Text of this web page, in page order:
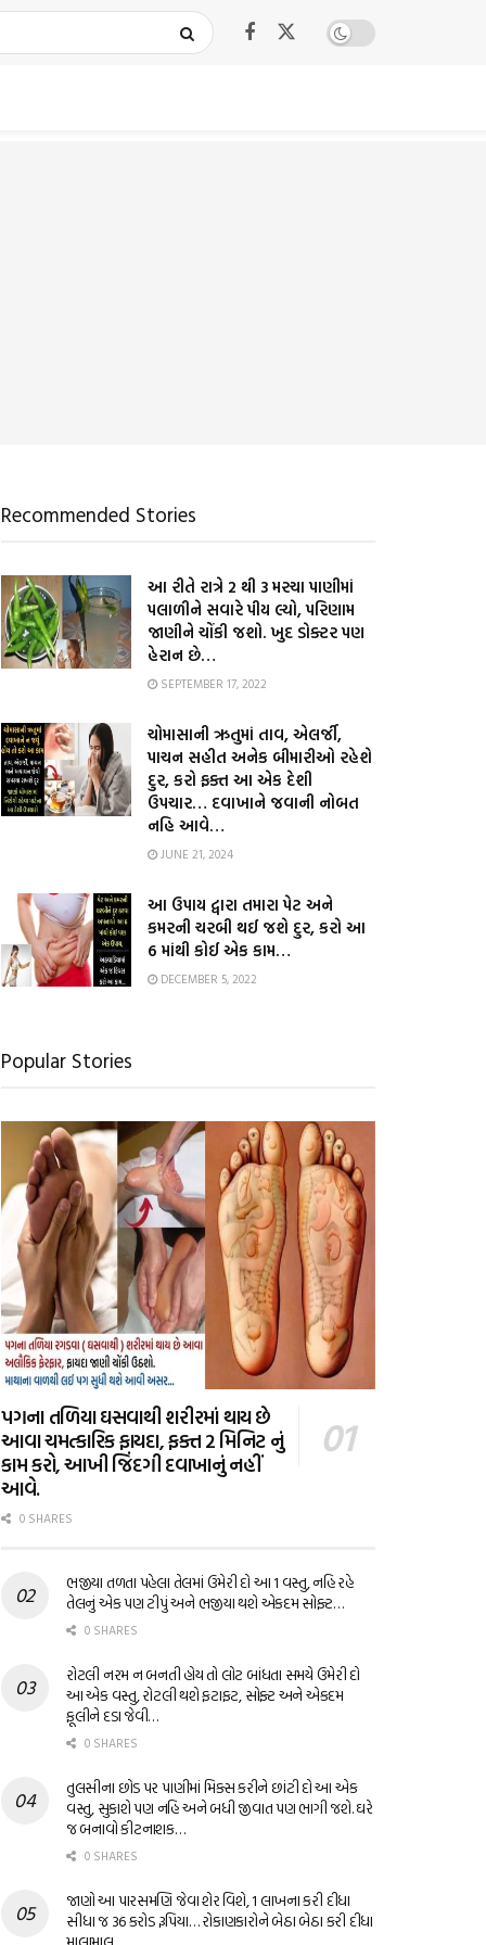
Recommended Stories
આ રીતે રાત્રે 2 થી 3 મરચા પાણીમાં
પલાળીને સવારે પીય લ્યો, પરિણામ
જાણીને ચોંકી જશો. ખુદ ડોક્ટર પણ
હેરાન છે…
SEPTEMBER 17, 2022
ચોમાસાની ઋતુમાં તાવ, એલર્જી,
પાચન સહીત અનેક બીમારીઓ રહેશે
દુર, કરો ફક્ત આ એક દેશી
ઉપચાર… દવાખાને જવાની નોબત
નહિ આવે…
JUNE 21, 2024
આ ઉપાય દ્વારા તમારા પેટ અને
કમરની ચરબી થઈ જશે દુર, કરો આ
6 માંથી કોઈ એક કામ…
DECEMBER 5, 2022
Popular Stories
પગના તળિયા ઘસવાથી શરીરમાં થાય છે
આવા ચમત્કારિક ફાયદા, ફક્ત 2 મિનિટ નું
કામ કરો, આખી જિંદગી દવાખાનું નહીં
આવે.
0 SHARES
ભજીયા તળતા પહેલા તેલમાં ઉમેરી દો આ 1 વસ્તુ, નહિ રહે
તેલનું એક પણ ટીપું અને ભજીયા થશે એકદમ સોફ્ટ…
0 SHARES
રોટલી નરમ ન બનતી હોય તો લોટ બાંધતા સમયે ઉમેરી દો
આ એક વસ્તુ, રોટલી થશે ફટાફટ, સોફ્ટ અને એકદમ
ફૂલીને દડા જેવી…
0 SHARES
તુલસીના છોડ પર પાણીમાં મિક્સ કરીને છાંટી દો આ એક
વસ્તુ, સુકાશે પણ નહિ અને બધી જીવાત પણ ભાગી જશે. ઘરે
જ બનાવો કીટનાશક…
0 SHARES
જાણો આ પારસમણિ જેવા શેર વિશે, 1 લાખના કરી દીધા
સીધા જ 36 કરોડ રૂપિયા… રોકાણકારોને બેઠા બેઠા કરી દીધા